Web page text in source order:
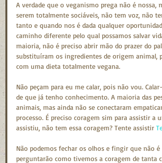
A verdade que o veganismo prega não é nossa,
serem totalmente sociáveis, não tem voz, não
tanto e quando nos é dada qualquer
caminho diferente pelo qual possamos salvar
maioria, não é preciso abrir mão do prazer do
substituíram os ingredientes de origem animal,
com uma dieta totalmente vegana.
Não peçam para eu me calar, pois não vou.
de que já tenho conhecimento. A maioria das
animais, mas ainda não se conectaram
processo. É preciso coragem sim para assistir a
assistiu, não tem essa coragem? Tente assistir
Não podemos fechar os olhos e fingir que não
perguntarão como tivemos a coragem de tanta